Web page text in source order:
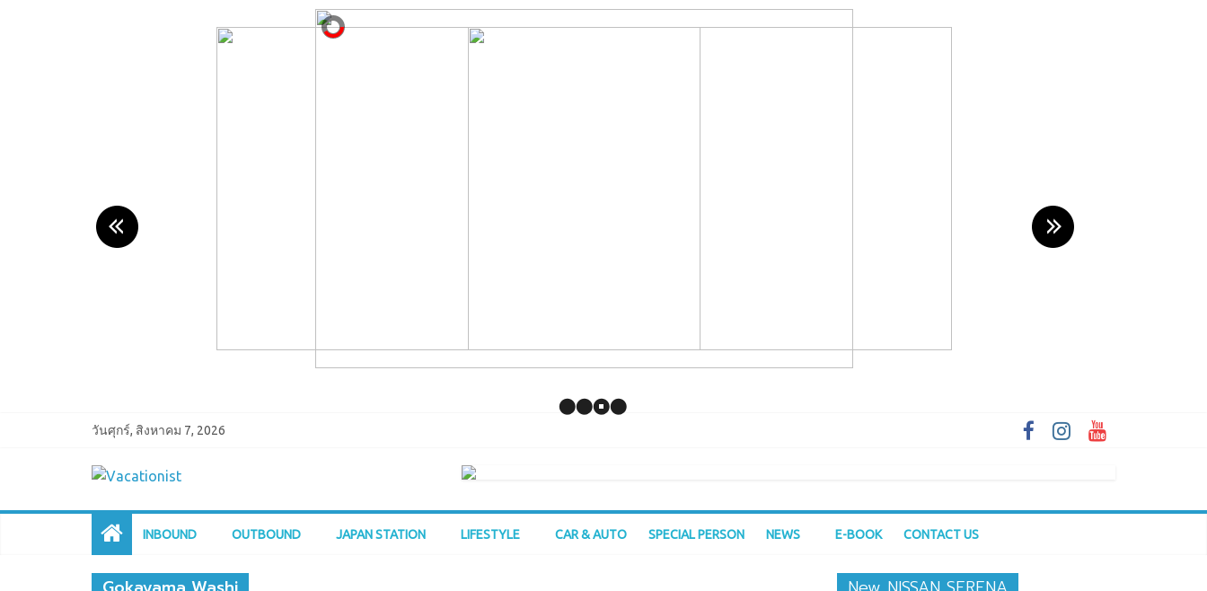
วันศุกร์, สิงหาคม 7, 2026
INBOUND OUTBOUND JAPAN STATION LIFESTYLE CAR & AUTO SPECIAL PERSON NEWS E-BOOK CONTACT US